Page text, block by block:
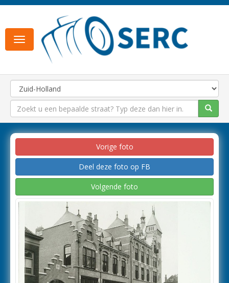
Toggle
navigation
Vorige foto
Deel deze foto op FB
Volgende foto